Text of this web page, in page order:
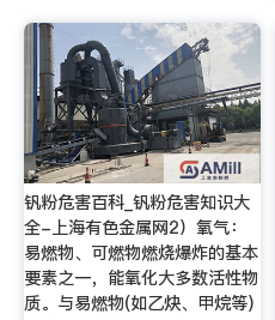
钒粉危害百科_钒粉危害知识大
全-上海有色金属网2）氧气：
易燃物、可燃物燃烧爆炸的基本
要素之一，能氧化大多数活性物
质。与易燃物(如乙炔、甲烷等)